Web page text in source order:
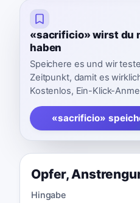
«sacrificio» wirst du
haben
Speichere es und wir
Zeitpunkt, damit es
Kostenlos, Ein-Klick-
«sacrificio»
Opfer,
Hingabe